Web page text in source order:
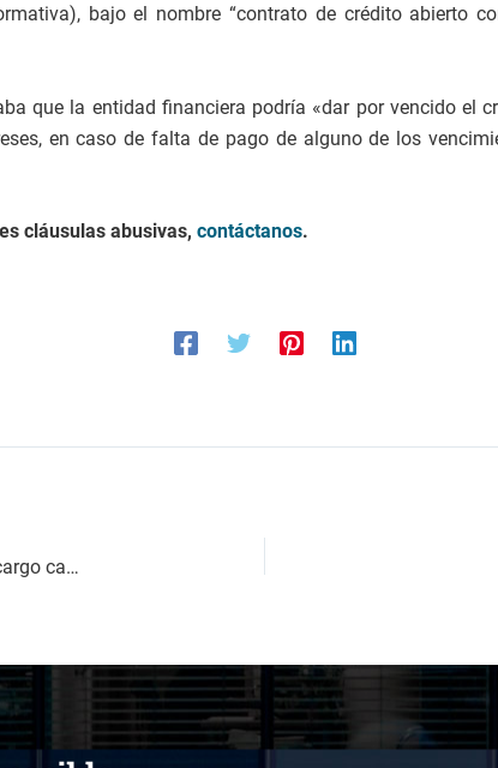
bajo el nombre “contrato de crédito abierto
que la entidad financiera podría «dar por vencido el
en caso de falta de pago de alguno de los
cláusulas abusivas, contáctanos.
¿Debe responder ante Hacienda el administrador social con cargo caducado?